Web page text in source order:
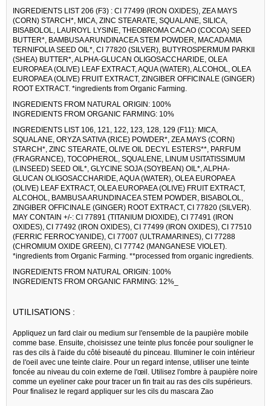
INGREDIENTS LIST 206 (F3) : CI 77499 (IRON OXIDES), ZEA MAYS
(CORN) STARCH*, MICA, ZINC STEARATE, SQUALANE, SILICA,
BISABOLOL, LAUROYL LYSINE, THEOBROMA CACAO (COCOA) SEED
BUTTER*, BAMBUSA ARUNDINACEA STEM POWDER, MACADAMIA
TERNIFOLIA SEED OIL*, CI 77820 (SILVER), BUTYROSPERMUM PARKII
(SHEA) BUTTER*, ALPHA-GLUCAN OLIGOSACCHARIDE, OLEA
EUROPAEA (OLIVE) LEAF EXTRACT, AQUA (WATER), ALCOHOL, OLEA
EUROPAEA (OLIVE) FRUIT EXTRACT, ZINGIBER OFFICINALE (GINGER)
ROOT EXTRACT. *ingredients from Organic Farming.
INGREDIENTS FROM NATURAL ORIGIN: 100%
INGREDIENTS FROM ORGANIC FARMING: 10%
INGREDIENTS LIST 106, 121, 122, 123, 128, 129 (F11): MICA,
SQUALANE, ORYZA SATIVA (RICE) POWDER*, ZEA MAYS (CORN)
STARCH*, ZINC STEARATE, OLIVE OIL DECYL ESTERS**, PARFUM
(FRAGRANCE), TOCOPHEROL, SQUALENE, LINUM USITATISSIMUM
(LINSEED) SEED OIL*, GLYCINE SOJA (SOYBEAN) OIL*, ALPHA-
GLUCAN OLIGOSACCHARIDE, AQUA (WATER), OLEA EUROPAEA
(OLIVE) LEAF EXTRACT, OLEA EUROPAEA (OLIVE) FRUIT EXTRACT,
ALCOHOL, BAMBUSA ARUNDINACEA STEM POWDER, BISABOLOL,
ZINGIBER OFFICINALE (GINGER) ROOT EXTRACT, CI 77820 (SILVER).
MAY CONTAIN +/-: CI 77891 (TITANIUM DIOXIDE), CI 77491 (IRON
OXIDES), CI 77492 (IRON OXIDES), CI 77499 (IRON OXIDES), CI 77510
(FERRIC FERROCYANIDE), CI 77007 (ULTRAMARINES), CI 77288
(CHROMIUM OXIDE GREEN), CI 77742 (MANGANESE VIOLET).
*ingredients from Organic Farming. **processed from organic ingredients.
INGREDIENTS FROM NATURAL ORIGIN: 100%
INGREDIENTS FROM ORGANIC FARMING: 12%_
UTILISATIONS :
Appliquez un fard clair ou medium sur l'ensemble de la paupière mobile
comme base. Ensuite, choisissez une teinte plus foncée pour souligner le
ras des cils à l'aide du côté biseauté du pinceau. Illuminer le coin intérieur
de l'oeil avec une teinte claire. Pour un regard intense, utiliser une teinte
foncée au niveau du coin externe de l'œil. Utilisez l'ombre à paupière noire
comme un eyeliner cake pour tracer un fin trait au ras des cils supérieurs.
Pour finalisez le regard appliquer sur les cils du mascara Zao